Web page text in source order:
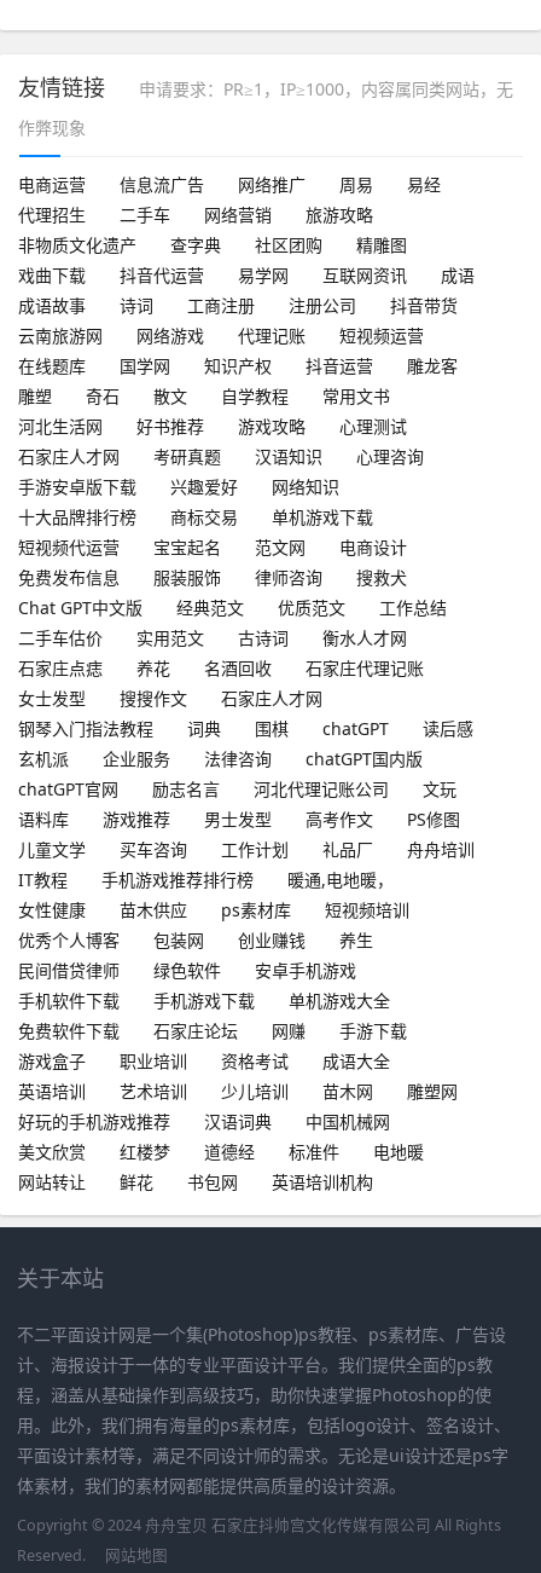
友情链接
申请要求：PR≥1，IP≥1000，内容属同类网站，无
作弊现象
电商运营 信息流广告 网络推广 周易
易经
代理招生
二手车 网络营销
旅游攻略
非物质文化遗产
查字典 社区团购
精雕图
戏曲下载
抖音代运营 易学网 互联网资讯
成语
成语故事
诗词 工商注册 注册公司
抖音带货
云南旅游网
网络游戏 代理记账
短视频运营
在线题库
国学网 知识产权 抖音运营
雕龙客
雕塑
奇石 散文 自学教程
常用文书
河北生活网
好书推荐 游戏攻略
心理测试
石家庄人才网
考研真题 汉语知识
心理咨询
手游安卓版下载
兴趣爱好
网络知识
十大品牌排行榜
商标交易
单机游戏下载
短视频代运营
宝宝起名 范文网
电商设计
免费发布信息
服装服饰 律师咨询
搜救犬
Chat GPT中文版
经典范文 优质范文
工作总结
二手车估价
实用范文 古诗词
衡水人才网
石家庄点痣
养花 名酒回收
石家庄代理记账
女士发型
搜搜作文
石家庄人才网
钢琴入门指法教程
词典 围棋 chatGPT
读后感
玄机派
企业服务 法律咨询
chatGPT国内版
chatGPT官网
励志名言 河北代理记账公司
文玩
语料库
游戏推荐 男士发型 高考作文
PS修图
儿童文学
买车咨询 工作计划 礼品厂
舟舟培训
IT教程
手机游戏推荐排行榜
暖通,电地暖，
女性健康
苗木供应 ps素材库
短视频培训
优秀个人博客
包装网 创业赚钱
养生
民间借贷律师
绿色软件
安卓手机游戏
手机软件下载
手机游戏下载
单机游戏大全
免费软件下载
石家庄论坛 网赚
手游下载
游戏盒子
职业培训 资格考试
成语大全
英语培训
艺术培训 少儿培训 苗木网
雕塑网
好玩的手机游戏推荐
汉语词典
中国机械网
美文欣赏
红楼梦 道德经 标准件
电地暖
网站转让
鲜花 书包网 英语培训机构
关于本站
不二平面设计网是一个集(Photoshop)ps教程、ps素材库、广告设
计、海报设计于一体的专业平面设计平台。我们提供全面的ps教
程，涵盖从基础操作到高级技巧，助你快速掌握Photoshop的使
用。此外，我们拥有海量的ps素材库，包括logo设计、签名设计、
平面设计素材等，满足不同设计师的需求。无论是ui设计还是ps字
体素材，我们的素材网都能提供高质量的设计资源。
Copyright © 2024 舟舟宝贝 石家庄抖帅宫文化传媒有限公司 All Rights
Reserved.
网站地图